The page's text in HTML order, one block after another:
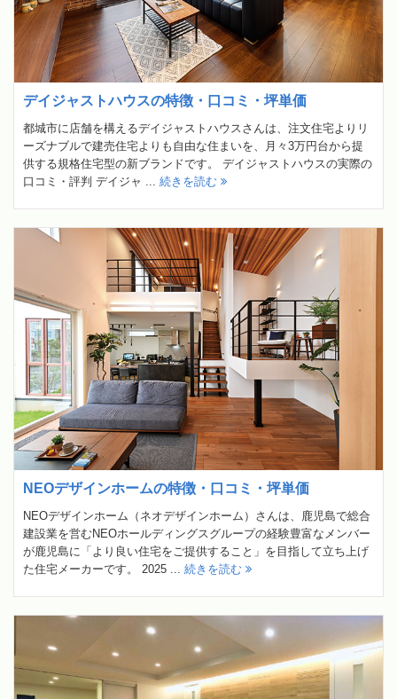
デイジャストハウスの特徴・口コミ・坪単価
都城市に店舗を構えるデイジャストハウスさんは、注文住宅よりリ
ーズナブルで建売住宅よりも自由な住まいを、月々3万円台から提
供する規格住宅型の新ブランドです。 デイジャストハウスの実際の
口コミ・評判 デイジャ ... 続きを読む
NEOデザインホームの特徴・口コミ・坪単価
NEOデザインホーム（ネオデザインホーム）さんは、鹿児島で総合
建設業を営むNEOホールディングスグループの経験豊富なメンバー
が鹿児島に「より良い住宅をご提供すること」を目指して立ち上げ
た住宅メーカーです。 2025 ... 続きを読む